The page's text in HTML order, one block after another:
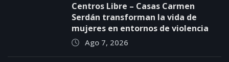
Centros Libre – Casas Carmen
Serdán transforman la vida de
mujeres en entornos de violencia
Ago 7, 2026